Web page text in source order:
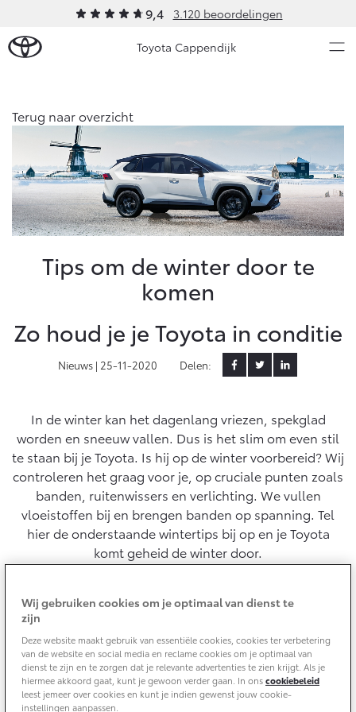
9,4 3.120 beoordelingen
Toyota Cappendijk
Ons bedrijf
Ons bedrijf
Onze medewerkers
Contact en Route
Vacatures
Klantbeoordelingen
Modellen
Aygo X
HYBRIDE
Vanaf € 23.750,-
Yaris
HYBRIDE
Vanaf € 27.195,-
Vanaf € 31.895,- Vanaf € 32.995,-
Corolla Hatchback
Vanaf € 33.495,-
Corolla Touring Sports
Vanaf € 35.495,-
Occasions
Onderhoud op Maat
APK
Airco check
Vakantiecheck
Hybride Zekerheid Controle
Toyota handleidingen
Toyota Service Informatie (SIL)
Schade & Garantie
Toyota Pechhulp
Schade & Glasherstel
10 jaar Toyota garantie
Diensten
Wat is Private Lease?
Bereken je maandbedrag
Private Lease voor ZZP
Oplaadservice
Thuislaadpakketten
Laadpas
Zakelijk
Toyota voor de zaak
Leaserijder
ZZP
Wagenparkbeheer
Leasen
Financial Lease
Operational Lease
Werkplaatsafspraak maken
Contact en Route
Schade melden
Plan een proefrit
Vraag een brochure aan
Bekijk de verwachte modellen
Terug naar overzicht
Tips om de winter door te
komen
Zo houd je je Toyota in conditie
Nieuws | 25-11-2020 Delen:
In de winter kan het dagenlang vriezen, spekglad
worden en sneeuw vallen. Dus is het slim om even stil
te staan bij je Toyota. Is hij op de winter voorbereid? Wij
controleren het graag voor je, op cruciale punten zoals
banden, ruitenwissers en verlichting. We vullen
vloeistoffen bij en brengen banden op spanning. Tel
hier de onderstaande wintertips bij op en je Toyota
komt geheid de winter door.
Tips om in de winter zo weg te rijden
Met deze tips rijd je in de winter op vroege ochtenden
zo weg. Gebruik een ijskrabber van een goede kwaliteit
om het ijs van de voorruit weg te halen zonder te
krassen. Zet de auto in de winter bij voorkeur niet op de
handrem maar in de eerste versnelling. Hiermee
Wij gebruiken cookies om je optimaal van dienst te
zijn
Deze website maakt gebruik van essentiële cookies, cookies ter verbetering
van de website en social media en reclame cookies om je optimaal van
dienst te zijn en te zorgen dat je relevante advertenties te zien krijgt. Als je
hiermee akkoord gaat, kunt je gewoon verder gaan. In onscookiebeleid
leest jemeer over cookies en kunt je indien gewenst jouw cookie-
instellingen aanpassen.